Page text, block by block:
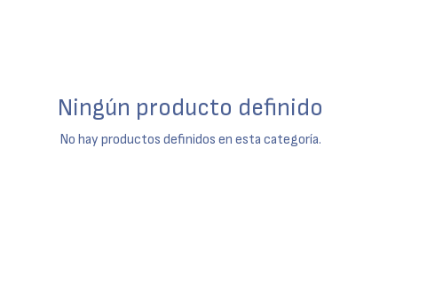
Ningún producto definido
No hay productos definidos en esta categoría.